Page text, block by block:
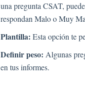
una pregunta CSAT,
respondan Malo o Muy
Plantilla: Esta opción te
Definir peso: Algunas
en tus informes.